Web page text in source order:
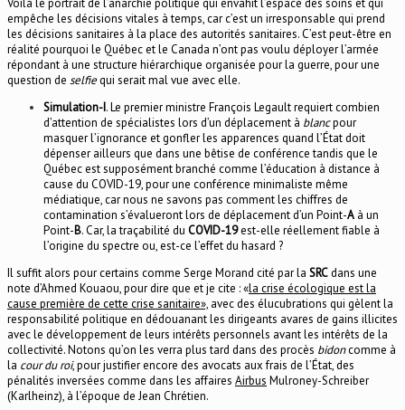
empêche les décisions vitales à temps, car c’est un irresponsable qui prend
les décisions sanitaires à la place des autorités sanitaires. C’est peut-être en
réalité pourquoi le Québec et le Canada n’ont pas voulu déployer l’armée
répondant à une structure hiérarchique organisée pour la guerre, pour une
question de selfiequi serait mal vue avec elle.
Simulation-I. Le premier ministre François Legault requiert combien
d’attention de spécialistes lors d’un déplacement à blancpour
masquer l’ignorance et gonfler les apparences quand l’État doit
dépenser ailleurs que dans une bêtise de conférence tandis que le
Québec est supposément branché comme l’éducation à distance à
cause du COVID-19, pour une conférence minimaliste même
médiatique, car nous ne savons pas comment les chiffres de
contamination s’évalueront lors de déplacement d’un Point-A à un
Point-B. Car, la traçabilité du COVID-19est-elle réellement fiable à
l’origine du spectre ou, est-ce l’effet du hasard ?
Il suffit alors pour certains comme Serge Morand cité par la SRCdans une
note d’Ahmed Kouaou, pour dire que et je cite : «la crise écologique est la
cause première de cette crise sanitaire», avec des élucubrations qui gèlent la
responsabilité politique en dédouanant les dirigeants avares de gains illicites
avec le développement de leurs intérêts personnels avant les intérêts de la
collectivité. Notons qu’on les verra plus tard dans des procès bidoncomme à
la cour du roi, pour justifier encore des avocats aux frais de l’État, des
pénalités inversées comme dans les affaires Airbus Mulroney-Schreiber
(Karlheinz), à l’époque de Jean Chrétien.